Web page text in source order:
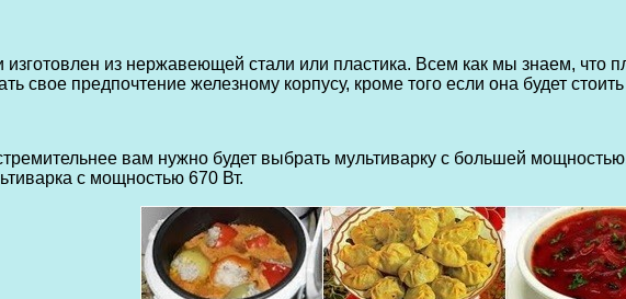
изготовлен из нержавеющей стали или пластика. Всем как мы знаем, что
свое предпочтение железному корпусу, кроме того если она будет
вам нужно будет выбрать мультиварку с большей
с мощностью 670 Вт.